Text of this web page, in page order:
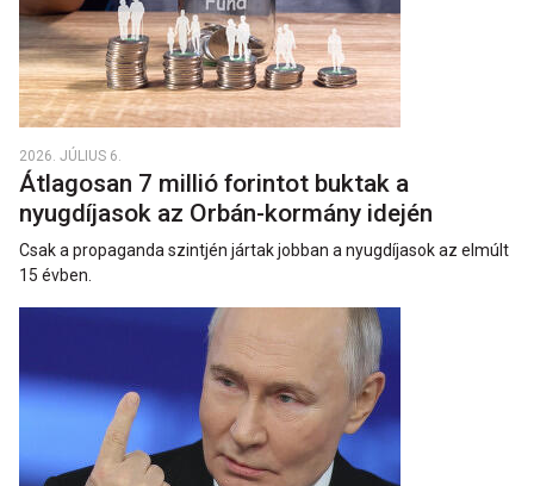
2026. JÚLIUS 6.
Átlagosan 7 millió forintot buktak a
nyugdíjasok az Orbán-kormány idején
Csak a propaganda szintjén jártak jobban a nyugdíjasok az elmúlt
15 évben.